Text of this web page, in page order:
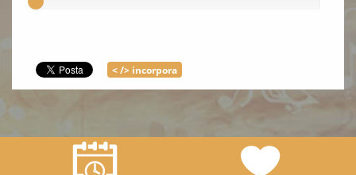
< /> incorpora